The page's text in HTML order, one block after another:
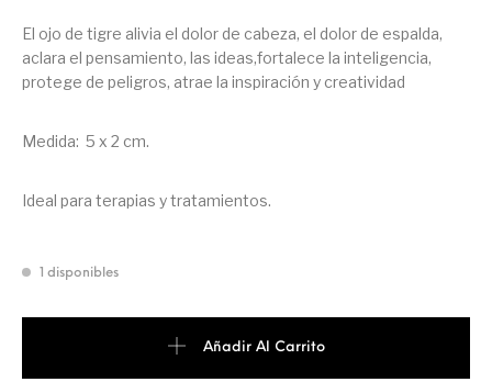
El ojo de tigre alivia el dolor de cabeza, el dolor de espalda,
aclara el pensamiento, las ideas,fortalece la inteligencia,
protege de peligros, atrae la inspiración y creatividad
Medida: 5 x 2 cm.
Ideal para terapias y tratamientos.
1 disponibles
Añadir Al Carrito